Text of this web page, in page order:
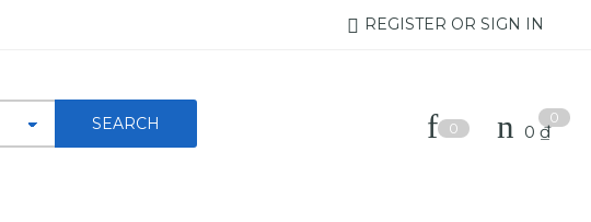
REGISTER OR SIGN IN
0
0
0₫